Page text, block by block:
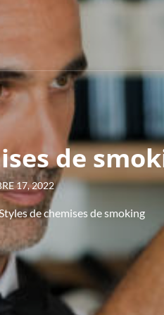
de
17, 2022
de chemises de smoking